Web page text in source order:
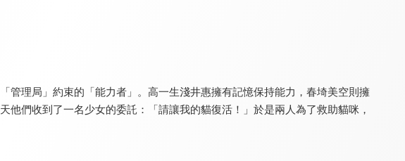
管理局」約束的「能力者」。高一生淺井惠擁有記憶保持能力，春埼美空則擁
們收到了一名少女的委託：「請讓我的貓復活！」於是兩人為了救助貓咪，